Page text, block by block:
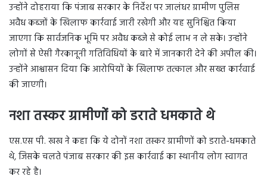
उन्होंने दोहराया कि पंजाब सरकार के निर्देश पर जालंधर ग्रामीण पुलिस
अवैध कब्जों के खिलाफ कार्रवाई जारी रखेगी और यह सुनिश्चित किया
जाएगा कि सार्वजनिक भूमि पर अवैध कब्जे से कोई लाभ न ले सके। उन्होंने
लोगों से ऐसी गैरकानूनी गतिविधियों के बारे में जानकारी देने की अपील की।
उन्होंने आश्वासन दिया कि आरोपियों के खिलाफ तत्काल और सख्त कार्रवाई
की जाएगी।
नशा तस्कर ग्रामीणों को डराते धमकाते थे
एस.एस पी. खख ने कहा कि ये दोनों नशा तस्कर ग्रामीणों को डराते-धमकाते
थे, जिसके चलते पंजाब सरकार की इस कार्रवाई का स्थानीय लोग स्वागत
कर रहे है।